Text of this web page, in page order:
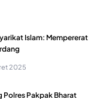
Islam: Mempererat
2025
Polres Pakpak Bharat